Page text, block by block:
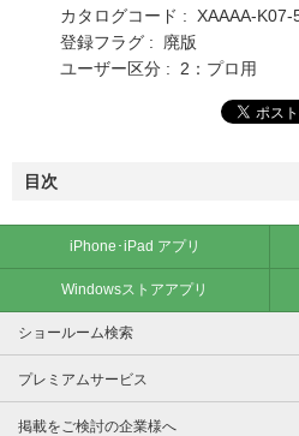
カタログコード : XAAAA-K07-
登録フラグ : 廃版
ユーザー区分 : 2：プロ用
目次
iPhone･iPad アプリ
Windowsストアアプリ
ショールーム検索
プレミアムサービス
掲載をご検討の企業様へ